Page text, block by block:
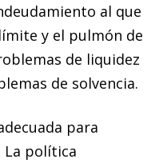
al que
y el pulmón de
de liquidez
de solvencia.
para
La política